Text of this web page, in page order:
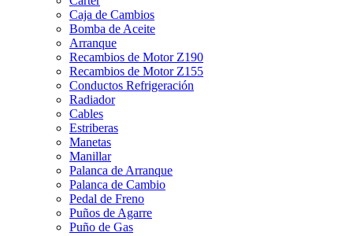
Caja de Cambios
Bomba de Aceite
Arranque
Recambios de Motor Z190
Recambios de Motor Z155
Conductos Refrigeración
Radiador
Cables
Estriberas
Manetas
Manillar
Palanca de Arranque
Palanca de Cambio
Pedal de Freno
Puños de Agarre
Puño de Gas